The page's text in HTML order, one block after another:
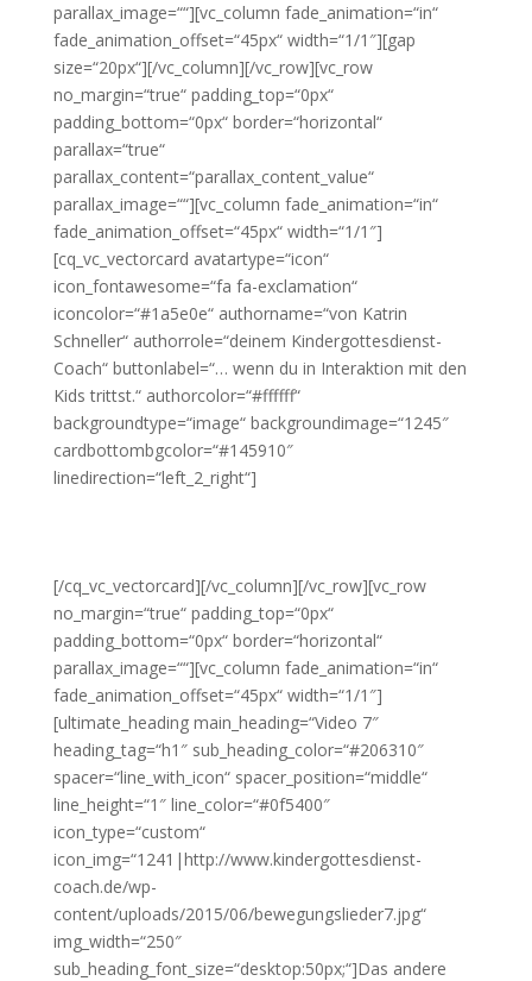
parallax_image=““][vc_column fade_animation=“in“
fade_animation_offset=“45px“ width=“1/1″][gap
size=“20px“][/vc_column][/vc_row][vc_row
no_margin=“true“ padding_top=“0px“
padding_bottom=“0px“ border=“horizontal“
parallax=“true“
parallax_content=“parallax_content_value“
parallax_image=““][vc_column fade_animation=“in“
fade_animation_offset=“45px“ width=“1/1″]
[cq_vc_vectorcard avatartype=“icon“
icon_fontawesome=“fa fa-exclamation“
iconcolor=“#1a5e0e“ authorname=“von Katrin
Schneller“ authorrole=“deinem Kindergottesdienst-
Coach“ buttonlabel=“… wenn du in Interaktion mit den
Kids trittst.“ authorcolor=“#ffffff“
backgroundtype=“image“ backgroundimage=“1245″
cardbottombgcolor=“#145910″
linedirection=“left_2_right“]
[/cq_vc_vectorcard][/vc_column][/vc_row][vc_row
no_margin=“true“ padding_top=“0px“
padding_bottom=“0px“ border=“horizontal“
parallax_image=““][vc_column fade_animation=“in“
fade_animation_offset=“45px“ width=“1/1″]
[ultimate_heading main_heading=“Video 7″
heading_tag=“h1″ sub_heading_color=“#206310″
spacer=“line_with_icon“ spacer_position=“middle“
line_height=“1″ line_color=“#0f5400″
icon_type=“custom“
icon_img=“1241|http://www.kindergottesdienst-
coach.de/wp-
content/uploads/2015/06/bewegungslieder7.jpg“
img_width=“250″
sub_heading_font_size=“desktop:50px;“]Das andere